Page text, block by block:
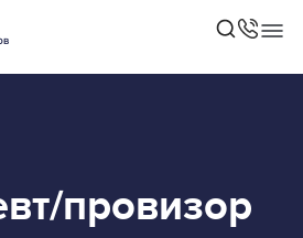
провизор